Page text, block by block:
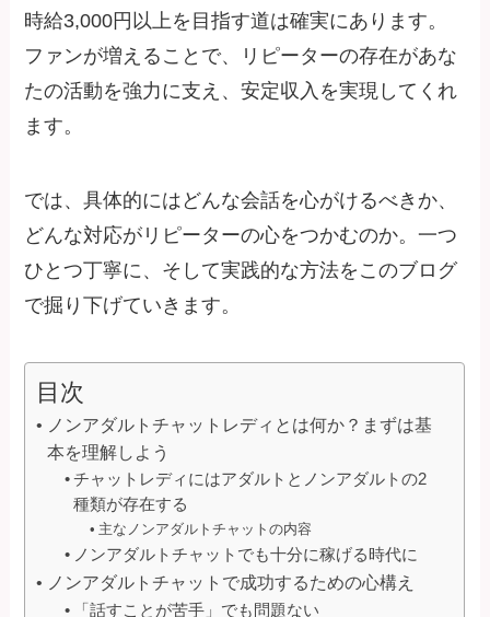
時給3,000円以上を目指す道は確実にあります。
ファンが増えることで、リピーターの存在があな
たの活動を強力に支え、安定収入を実現してくれ
ます。
では、具体的にはどんな会話を心がけるべきか、
どんな対応がリピーターの心をつかむのか。一つ
ひとつ丁寧に、そして実践的な方法をこのブログ
で掘り下げていきます。
目次
ノンアダルトチャットレディとは何か？まずは基
本を理解しよう
チャットレディにはアダルトとノンアダルトの2
種類が存在する
主なノンアダルトチャットの内容
ノンアダルトチャットでも十分に稼げる時代に
ノンアダルトチャットで成功するための心構え
「話すことが苦手」でも問題ない